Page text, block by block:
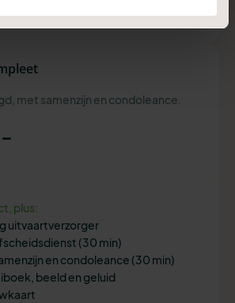
een adviesgesprek
met samenzijn en condoleance.
plus:
uitvaartverzorger
(30 min)
en condoleance (30 min)
beeld en geluid